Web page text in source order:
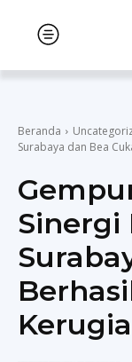
Beranda
Surabaya dan Bea
Sinergi